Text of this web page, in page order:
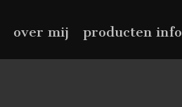
over mij producten info